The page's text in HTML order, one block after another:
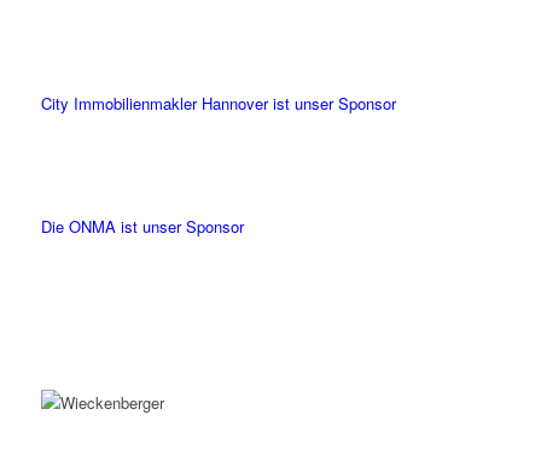
City Immobilienmakler Hannover ist unser Sponsor
Die ONMA ist unser Sponsor